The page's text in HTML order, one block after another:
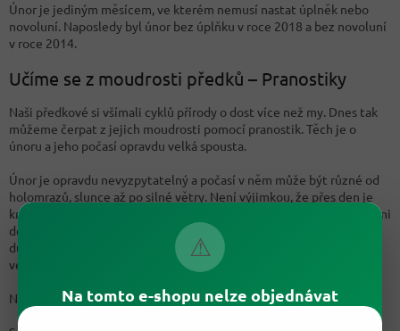
⚠
Na tomto e-shopu nelze objednávat
Únor je jediným měsícem, ve kterém nemusí nastat úplněk nebo
novoluní. Naposledy byl únor bez úplňku v roce 2018 a bez novoluní
v roce 2014.
Učíme se z moudrosti předků – Pranostiky
Naši předkové si všímali cyklů přírody o dost více než my. Dnes tak
můžeme čerpat z jejich moudrosti pomocí pranostik. Těch je o
únoru a jeho počasí opravdu velká spousta.
Únor je opravdu nevyzpytatelný a počasí v něm může být různé od
holomrazů, slunce až po silné větry. Není výjimkou, že přes den je
krásně slunečno a v noci udeří silné mrazy. Zem je tak vymrzlá, že ani
déšť není vítaný. Nejlepší by byla sněhová pokrývka. Voda z ní je
důležitá pro uchování vláhy pro nadcházející jaro a rozpuk
vegetace.
Na svatého Valentina zamrzne i kolo mlýna.